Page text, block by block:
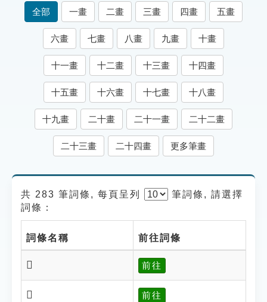
索引選單
知識索引
單字索引
生命大百科索引
遊戲專區
貓頭鷹博士
全部 一畫 二畫 三畫 四畫 五畫
六畫 七畫 八畫 九畫 十畫
十一畫 十二畫 十三畫 十四畫
十五畫 十六畫 十七畫 十八畫
十九畫 二十畫 二十一畫 二十二畫
二十三畫 二十四畫 更多筆畫
共 283 筆詞條, 每頁呈列 筆詞條, 請選擇
詞條：
詞條名稱 前往詞條
𤚖 前往
𤚞 前往